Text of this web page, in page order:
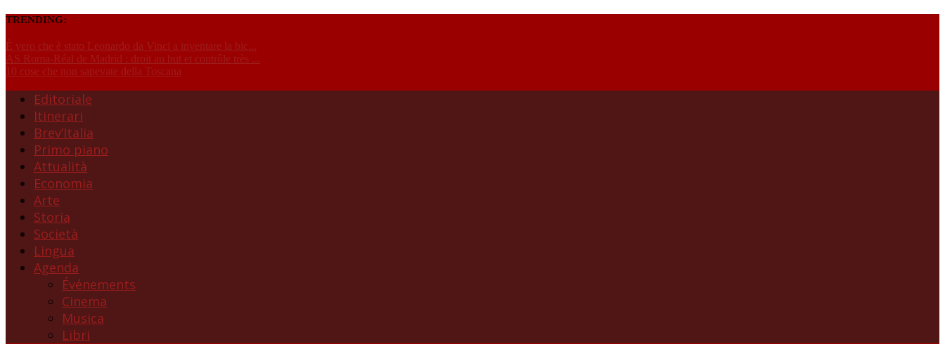
TRENDING:
È vero che è stato Leonardo da Vinci a inventare la bic...
AS Roma-Réal de Madrid : droit au but et contrôle très ...
10 cose che non sapevate della Toscana
Editoriale
Itinerari
Brev’Italia
Primo piano
Attualità
Economia
Arte
Storia
Società
Lingua
Agenda
Événements
Cinema
Musica
Libri